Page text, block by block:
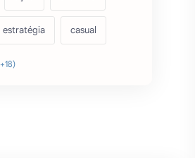
estratégia casual
esportes